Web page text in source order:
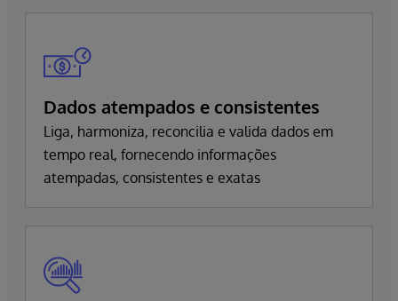
Dados atempados e consistentes
Liga, harmoniza, reconcilia e valida dados em
tempo real, fornecendo informações
atempadas, consistentes e exatas